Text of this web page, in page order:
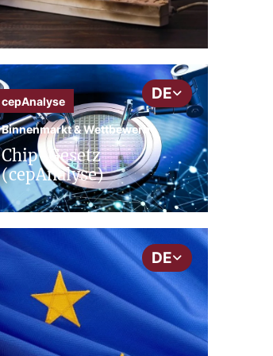
DE
cepAnalyse
Binnenmarkt & Wettbewerb
Chip-Gesetz
(cepAnalyse)
DE